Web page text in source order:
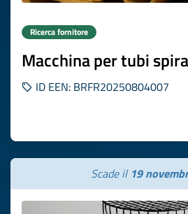
Ricerca fornitore
Macchina per tubi
ID EEN: BRFR20250804007
Scade il 19